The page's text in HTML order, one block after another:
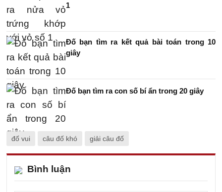
1
Đố bạn tìm ra kết quả bài toán trong 10
giây
Đố bạn tìm ra con số bí ẩn trong 20 giây
đố vui câu đố khó giải câu đố
Bình luận